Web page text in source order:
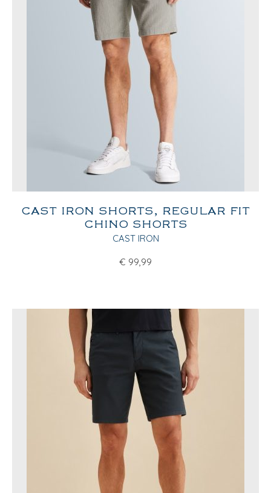
CAST IRON SHORTS, REGULAR FIT
CHINO SHORTS
CAST IRON
€ 99,99